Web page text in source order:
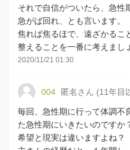
それで自信がついたら、急性
急がば回れ、とも言います。
焦れば焦るほで、遠ざかるこ
整えることを一番に考えまし
2020/11/21 01:30
004 匿名さん (11年目
毎回、急性期に行って体調不
た急性期にいきたいのですか
希望と現実は違いますよね？